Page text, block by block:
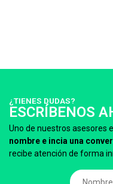
¿TIENES DUDAS?
ESCRÍBENOS
Uno de nuestros asesores
nombre e incia una
recibe atención de forma